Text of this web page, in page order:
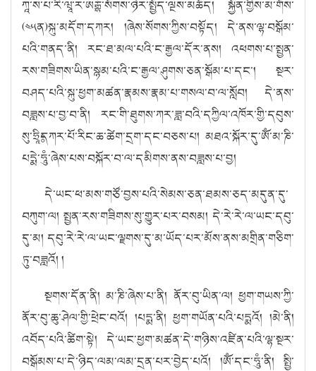
ཀཱ་ས་པ་རི་ཝཱ་ར་ཨརྒྷཾ་སོགས་ཉེར་སྤྱོད་ལྔས་མཆོད། སྐྱོན་གྱིས་མ་གོས་
(༤༥ན)སྐུ་མདོག་དཀར། །ཞེས་སོགས་ཀྱིས་བསྟོད། དེ་ནས་ལྷ་བསྒོམ་
པའི་གནད་ནི། རང་ཐ་མལ་པའི་ང་རྒྱལ་དོར་ནས། འཕགས་པ་སྤྱན་
རས་གཟིགས་ཡིན་སྙམ་པའི་ང་རྒྱལ་ཤུགས་ཅན་སྒོམ་པ་དང་། སྔར་
བཤད་པའི་སྐུ་ཕྱག་མཚན་རྣམས་རྣམ་པ་གསལ་བ་ལ་སློབ། དེ་ནས་
བཟླས་པ་བྱ་བ་ནི། རང་གི་ཐུགས་ཀར་ཟླ་བའི་དཀྱིལ་འཁོར་གྱི་དབུས་
སུ་ཧྲཱིཿདཀར་པོ་རིང་ཆ་ཚེག་དྲག་དང་བཅས་པ། མཐའ་སྐོར་དུ་ཨོཾ་མ་ཎི་
པདྨེ་ཧཱུཾ་ཞེས་པས་བསྐོར་བ་ལ་དམིགས་ནས་བཟླས་པ་བྱ།
དེ་ཡང་ཕ་མས་གཙོ་བྱས་པའི་སེམས་ཅན་ཐམས་ཅད་མདུན་དུ་
བཀུག་ལ། སྤྱན་རས་གཟིགས་སུ་གྱུར་པར་བསམ། དེ་རེ་རེ་ལ་ཡང་དབུ་
དུ་མ། དབུ་རེ་རེ་ལ་ཡང་ལྗགས་དུ་མ་ཡོད་པར་མོས་ནས་མགྲིན་གཅིག་
ཏུ་བཟླའོ། །
སྔགས་དོན་ནི། མ་ཎི་ཞེས་པ་ནི། ནོར་བུ་ཡིན་ལ། ཕྱག་གཡས་ཀྱི་
ནོར་བུ་ཆུ་ཤེལ་གྱི་ཕྲེང་བའོ། །པདྨ་ནི། ཕྱག་གཡོན་པའི་པདྨའོ། །མེ་ནི།
འབོད་པའི་ཚིག་སྟེ། དེ་ཡང་ཕྱག་མཚན་དེ་གཉིས་འཛིན་པའི་ལྷ་སྔར་
བསྒོམས་པ་དེ་ཉིད་ལམ་ལམ་དྲན་པར་བྱེད་པའོ། །ཨོཾ་དང་ཧཱུཾ་ནི། སྤྱི་